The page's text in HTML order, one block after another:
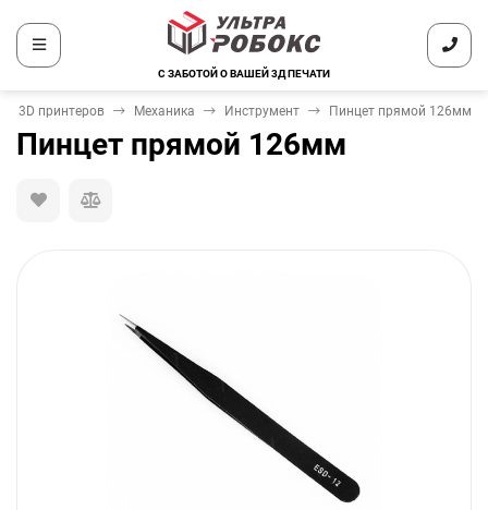
С ЗАБОТОЙ О ВАШЕЙ 3Д ПЕЧАТИ
3D принтеров Механика Инструмент Пинцет прямой 126мм
Пинцет прямой 126мм